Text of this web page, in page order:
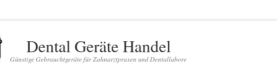
Dental Geräte Handel
Günstige Gebrauchtgeräte für Zahnarztpraxen und Dentallabore